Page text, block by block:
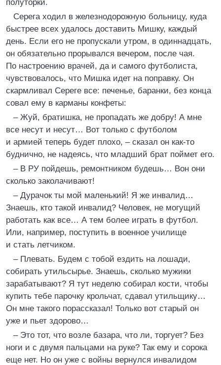
полуторки.
Серега ходил в железнодорожную больницу, куда
быстрее всех удалось доставить Мишку, каждый
день. Если его не пропускали утром, в одиннадцать,
он обязательно прорывался вечером, после чая.
По настроению врачей, да и самого футболиста,
чувствовалось, что Мишка идет на поправку. Он
скармливал Сереге все: печенье, баранки, без конца
совал ему в карманы конфеты:
– Жуй, братишка, не пропадать же добру! А мне
все несут и несут… Вот только с футболом
и армией теперь будет плохо, – сказал он как-то
буднично, не надеясь, что младший брат поймет его.
– В РУ пойдешь, ремонтником будешь… Вон они
сколько заколачивают!
– Дурачок ты мой маленький! Я же инвалид…
Знаешь, кто такой инвалид? Человек, не могущий
работать как все… А тем более играть в футбол.
Или, например, поступить в военное училище
и стать летчиком.
– Плевать. Будем с тобой ездить на лошади,
собирать утильсырье. Знаешь, сколько мужики
зарабатывают? Я тут неделю собирал кости, чтобы
купить тебе парочку крольчат, сдавал утильщику…
Он мне такого порассказал! Только вот старый он
уже и пьет здорово…
– Это тот, что возле базара, что ли, торгует? Без
ноги и с двумя пальцами на руке? Так ему и сорока
еще нет. Но он уже с войны вернулся инвалидом